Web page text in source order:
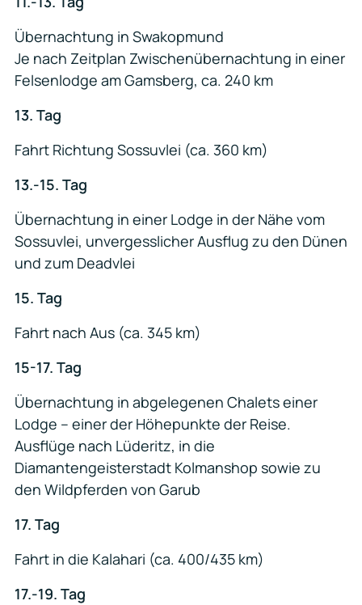
Übernachtung in Swakopmund
Je nach Zeitplan Zwischenübernachtung in einer
Felsenlodge am Gamsberg, ca. 240 km
13. Tag
Fahrt Richtung Sossuvlei (ca. 360 km)
13.-15. Tag
Übernachtung in einer Lodge in der Nähe vom
Sossuvlei, unvergesslicher Ausflug zu den Dünen
und zum Deadvlei
15. Tag
Fahrt nach Aus (ca. 345 km)
15-17. Tag
Übernachtung in abgelegenen Chalets einer
Lodge – einer der Höhepunkte der Reise.
Ausflüge nach Lüderitz, in die
Diamantengeisterstadt Kolmanshop sowie zu
den Wildpferden von Garub
17. Tag
Fahrt in die Kalahari (ca. 400/435 km)
17.-19. Tag